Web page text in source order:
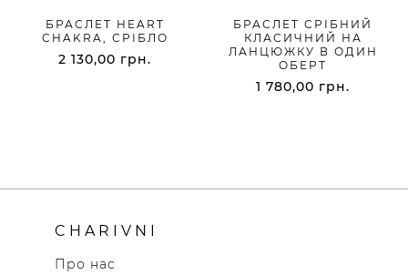
БРАСЛEТ HEART
CHAKRA, СРІБЛО
2 130,00 грн.
БРАСЛЕТ СРІБНИЙ
КЛАСИЧНИЙ НА
ЛАНЦЮЖКУ В ОДИН
ОБЕРТ
1 780,00 грн.
CHARIVNI
Про нас